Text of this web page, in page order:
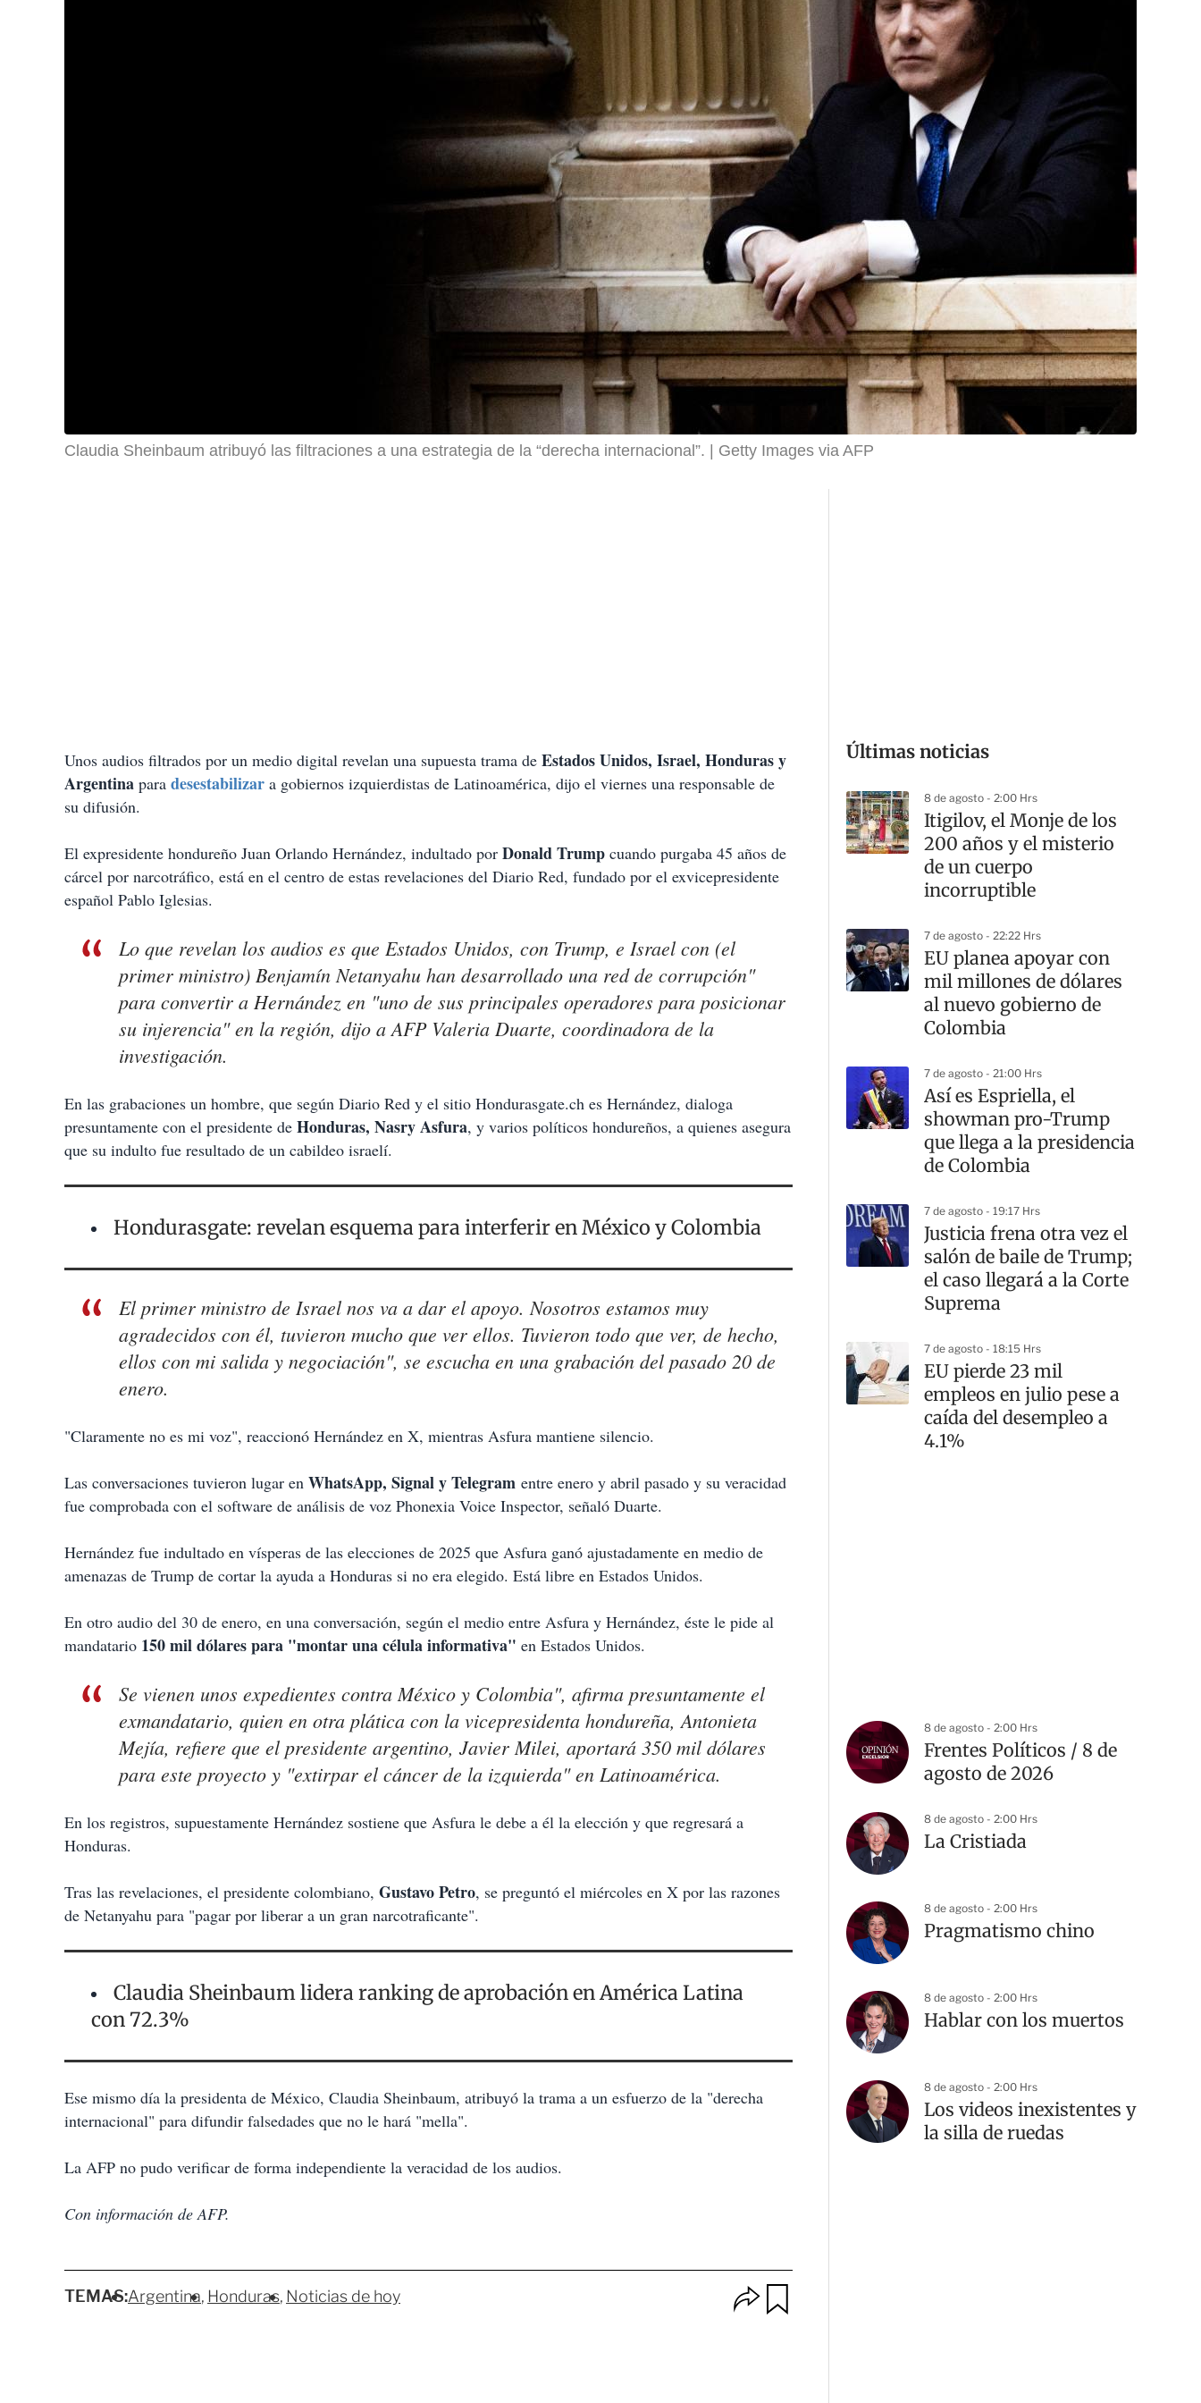
Claudia Sheinbaum atribuyó las filtraciones a una estrategia de la “derecha internacional”. Getty Images via AFP
Unos audios filtrados por un medio digital revelan una supuesta trama de Estados Unidos, Israel, Honduras y
Argentina para desestabilizar a gobiernos izquierdistas de Latinoamérica, dijo el viernes una responsable de
su difusión.
El expresidente hondureño Juan Orlando Hernández, indultado por Donald Trump cuando purgaba 45 años de
cárcel por narcotráfico, está en el centro de estas revelaciones del Diario Red, fundado por el exvicepresidente
español Pablo Iglesias.
Lo que revelan los audios es que Estados Unidos, con Trump, e Israel con (el
primer ministro) Benjamín Netanyahu han desarrollado una red de corrupción"
para convertir a Hernández en "uno de sus principales operadores para posicionar
su injerencia" en la región, dijo a AFP Valeria Duarte, coordinadora de la
investigación.
En las grabaciones un hombre, que según Diario Red y el sitio Hondurasgate.ch es Hernández, dialoga
presuntamente con el presidente de Honduras, Nasry Asfura, y varios políticos hondureños, a quienes asegura
que su indulto fue resultado de un cabildeo israelí.
Hondurasgate: revelan esquema para interferir en México y Colombia
El primer ministro de Israel nos va a dar el apoyo. Nosotros estamos muy
agradecidos con él, tuvieron mucho que ver ellos. Tuvieron todo que ver, de hecho,
ellos con mi salida y negociación", se escucha en una grabación del pasado 20 de
enero.
"Claramente no es mi voz", reaccionó Hernández en X, mientras Asfura mantiene silencio.
Las conversaciones tuvieron lugar en WhatsApp, Signal y Telegram entre enero y abril pasado y su veracidad
fue comprobada con el software de análisis de voz Phonexia Voice Inspector, señaló Duarte.
Hernández fue indultado en vísperas de las elecciones de 2025 que Asfura ganó ajustadamente en medio de
amenazas de Trump de cortar la ayuda a Honduras si no era elegido. Está libre en Estados Unidos.
En otro audio del 30 de enero, en una conversación, según el medio entre Asfura y Hernández, éste le pide al
mandatario 150 mil dólares para "montar una célula informativa" en Estados Unidos.
Se vienen unos expedientes contra México y Colombia", afirma presuntamente el
exmandatario, quien en otra plática con la vicepresidenta hondureña, Antonieta
Mejía, refiere que el presidente argentino, Javier Milei, aportará 350 mil dólares
para este proyecto y "extirpar el cáncer de la izquierda" en Latinoamérica.
En los registros, supuestamente Hernández sostiene que Asfura le debe a él la elección y que regresará a
Honduras.
Tras las revelaciones, el presidente colombiano, Gustavo Petro, se preguntó el miércoles en X por las razones
de Netanyahu para "pagar por liberar a un gran narcotraficante".
Claudia Sheinbaum lidera ranking de aprobación en América Latina
con 72.3%
Ese mismo día la presidenta de México, Claudia Sheinbaum, atribuyó la trama a un esfuerzo de la "derecha
internacional" para difundir falsedades que no le hará "mella".
La AFP no pudo verificar de forma independiente la veracidad de los audios.
Con información de AFP.
TEMAS:Argentina Honduras Noticias de hoy
p
Últimas noticias
8 de agosto - 2:00 Hrs
Itigilov, el Monje de los
200 años y el misterio
de un cuerpo
incorruptible
7 de agosto - 22:22 Hrs
EU planea apoyar con
mil millones de dólares
al nuevo gobierno de
Colombia
7 de agosto - 21:00 Hrs
Así es Espriella, el
showman pro-Trump
que llega a la presidencia
de Colombia
7 de agosto - 19:17 Hrs
Justicia frena otra vez el
salón de baile de Trump;
el caso llegará a la Corte
Suprema
7 de agosto - 18:15 Hrs
EU pierde 23 mil
empleos en julio pese a
caída del desempleo a
4.1%
8 de agosto - 2:00 Hrs
Frentes Políticos / 8 de
agosto de 2026
8 de agosto - 2:00 Hrs
La Cristiada
8 de agosto - 2:00 Hrs
Pragmatismo chino
8 de agosto - 2:00 Hrs
Hablar con los muertos
8 de agosto - 2:00 Hrs
Los videos inexistentes y
la silla de ruedas